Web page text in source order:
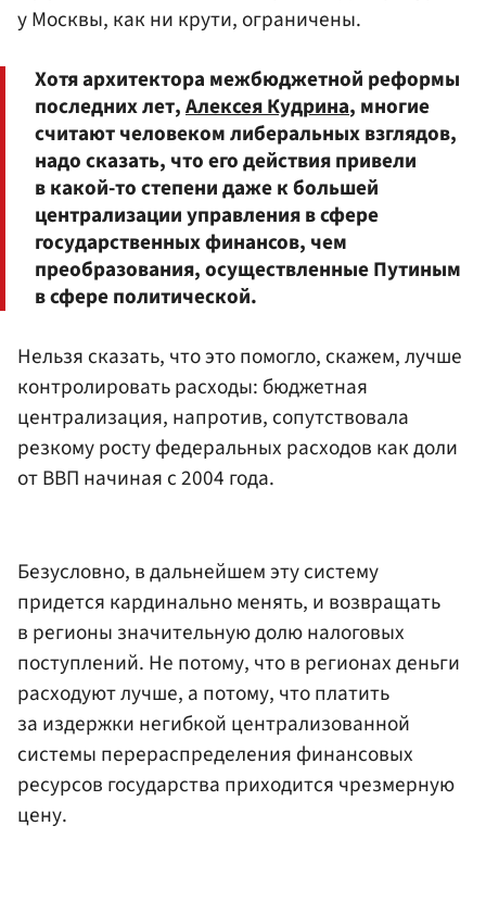
у Москвы, как ни крути, ограничены.
Хотя архитектора межбюджетной реформы
последних лет,Алексея Кудрина, многие
считают человеком либеральных взглядов,
надо сказать, что его действия привели
в какой-то степени даже к большей
централизации управления в сфере
государственных финансов, чем
преобразования, осуществленные Путиным
в сфере политической.
Нельзя сказать, что это помогло, скажем, лучше
контролировать расходы: бюджетная
централизация, напротив, сопутствовала
резкому росту федеральных расходов как доли
от ВВП начиная с 2004 года.
Безусловно, в дальнейшем эту систему
придется кардинально менять, и возвращать
в регионы значительную долю налоговых
поступлений. Не потому, что в регионах деньги
расходуют лучше, а потому, что платить
за издержки негибкой централизованной
системы перераспределения финансовых
ресурсов государства приходится чрезмерную
цену.